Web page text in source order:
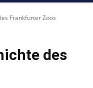
Frankfurter Zoos
des